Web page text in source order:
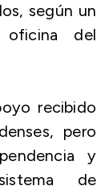
según un
del
recibido
pero
y
de